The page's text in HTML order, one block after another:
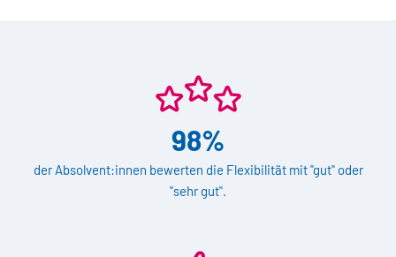
98%
der Absolvent:innen bewerten die Flexibilität mit "gut" oder
"sehr gut".